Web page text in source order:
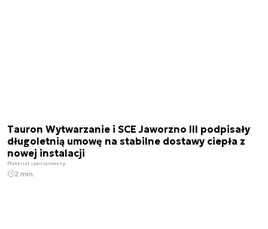
Tauron Wytwarzanie i SCE Jaworzno III podpisały
długoletnią umowę na stabilne dostawy ciepła z
nowej instalacji
Materiał sponsorowany
2 min.